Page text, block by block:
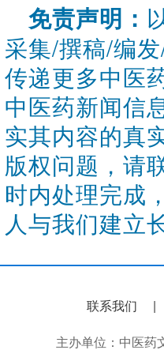
免责声明：
采集/撰稿/编
传递更多中医
中医药新闻信
实其内容的真
版权问题，请
时内处理完成
人与我们建立
联系我们
主办单位：中医